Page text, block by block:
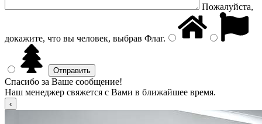
Пожалуйста,
докажите, что вы человек, выбрав Флаг.
Спасибо за Ваше сообщение!
Наш менеджер свяжется с Вами в ближайшее время.